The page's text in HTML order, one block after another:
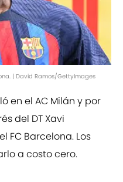
| David Ramos/GettyImages
en el AC Milán y por
del DT Xavi
FC Barcelona. Los
a costo cero.